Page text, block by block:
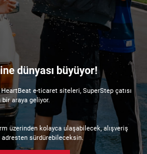
dünyası büyüyor!
e-ticaret siteleri, SuperStep çatısı
bir araya geliyor.
üzerinden kolayca ulaşabilecek, alışveriş
sürdürebileceksin.